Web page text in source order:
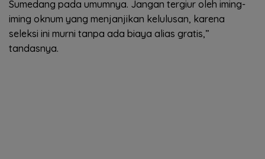
Sumedang pada umumnya. Jangan tergiur oleh iming-
iming oknum yang menjanjikan kelulusan, karena
seleksi ini murni tanpa ada biaya alias gratis,”
tandasnya.